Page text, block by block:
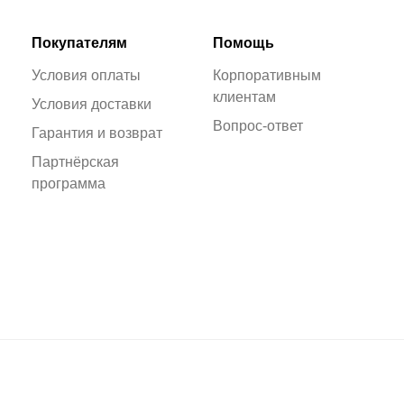
Покупателям
Условия оплаты
Условия доставки
Гарантия и возврат
Партнёрская
программа
Помощь
Корпоративным
клиентам
Вопрос-ответ